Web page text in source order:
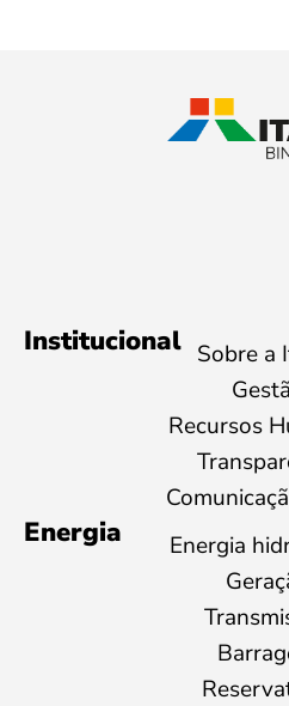
Institucional Sobre a
Recursos
Energia
Energia